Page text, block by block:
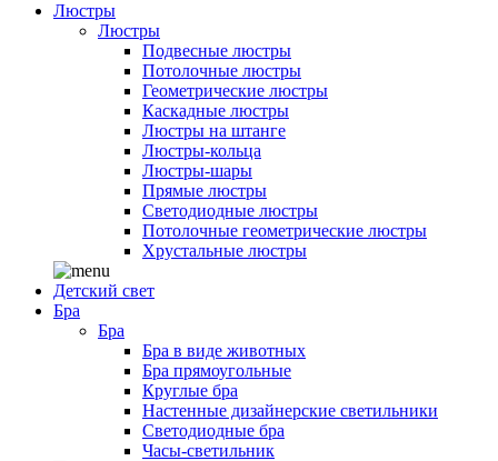
Люстры
Люстры
Подвесные люстры
Потолочные люстры
Геометрические люстры
Каскадные люстры
Люстры на штанге
Люстры-кольца
Люстры-шары
Прямые люстры
Светодиодные люстры
Потолочные геометрические люстры
Хрустальные люстры
Детский свет
Бра
Бра
Бра в виде животных
Бра прямоугольные
Круглые бра
Настенные дизайнерские светильники
Светодиодные бра
Часы-светильник